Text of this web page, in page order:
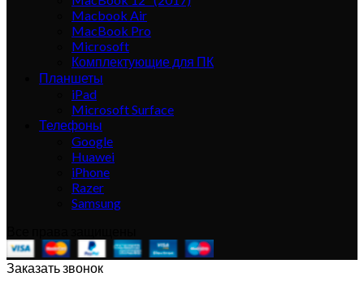
Macbook Air
MacBook Pro
Microsoft
Комплектующие для ПК
Планшеты
iPad
Microsoft Surface
Телефоны
Google
Huawei
iPhone
Razer
Samsung
Заказать звонок